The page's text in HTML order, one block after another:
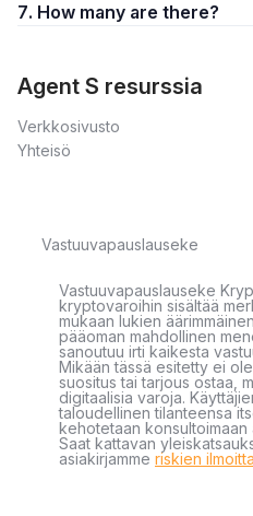
7. How many are there?
Agent S resurssia
Verkkosivusto
Yhteisö
Vastuuvapauslauseke
Vastuuvapauslauseke
kryptovaroihin sisältää
mukaan lukien
pääoman mahdollinen
sanoutuu irti kaikesta
Mikään tässä esitetty ei
suositus tai tarjous ostaa,
digitaalisia varoja.
taloudellinen tilanteensa
kehotetaan konsultoimaan
Saat kattavan
asiakirjamme riskien